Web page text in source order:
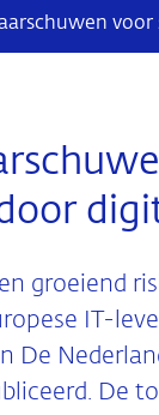
groeiend
IT-
De
De